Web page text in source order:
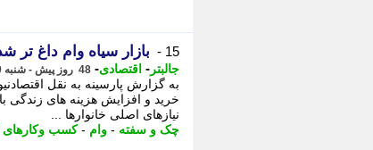
15 - بازار سیاه وام داغ
جالبتر - اقتصادی- 48 روز پیش - شنبه 30 خرداد 1405، 11:07
به گزارش پارسینه به نقل
خرید و افزایش هزینه های
نیازهای اصلی خانوارها ...
چک و سفته - وام -کسب